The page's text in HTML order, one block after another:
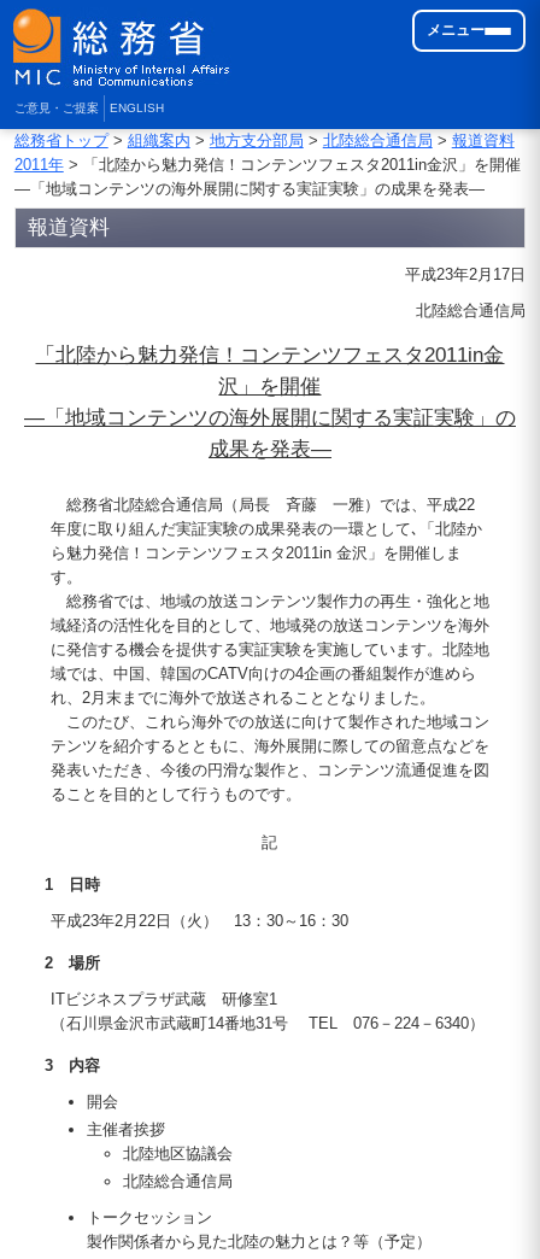
ご意見・ご提案 ENGLISH
メニュー
総務省トップ> 組織案内 > 地方支分部局 > 北陸総合通信局 > 報道資料
2011年> 「北陸から魅力発信！コンテンツフェスタ2011in金沢」を開催
―「地域コンテンツの海外展開に関する実証実験」の成果を発表―
報道資料
平成23年2月17日
北陸総合通信局
「北陸から魅力発信！コンテンツフェスタ2011in金
沢」を開催
―「地域コンテンツの海外展開に関する実証実験」の
成果を発表―
総務省北陸総合通信局（局長 斉藤 一雅）では、平成22
年度に取り組んだ実証実験の成果発表の一環として､「北陸か
ら魅力発信！コンテンツフェスタ2011in 金沢」を開催しま
す。
総務省では、地域の放送コンテンツ製作力の再生・強化と地
域経済の活性化を目的として、地域発の放送コンテンツを海外
に発信する機会を提供する実証実験を実施しています。北陸地
域では、中国、韓国のCATV向けの4企画の番組製作が進めら
れ、2月末までに海外で放送されることとなりました。
このたび、これら海外での放送に向けて製作された地域コン
テンツを紹介するとともに、海外展開に際しての留意点などを
発表いただき、今後の円滑な製作と、コンテンツ流通促進を図
ることを目的として行うものです。
記
1 日時
平成23年2月22日（火） 13：30～16：30
2 場所
ITビジネスプラザ武蔵 研修室1
（石川県金沢市武蔵町14番地31号 TEL 076－224－6340）
3 内容
開会
主催者挨拶
北陸地区協議会
北陸総合通信局
トークセッション
製作関係者から見た北陸の魅力とは？等（予定）